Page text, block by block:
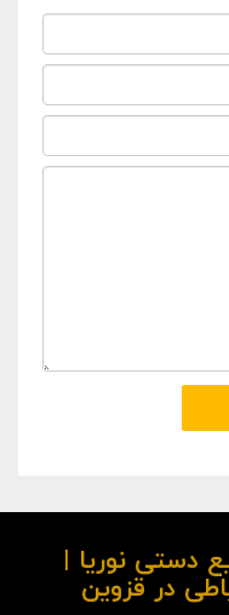
دستی نوریا |
در قزوین